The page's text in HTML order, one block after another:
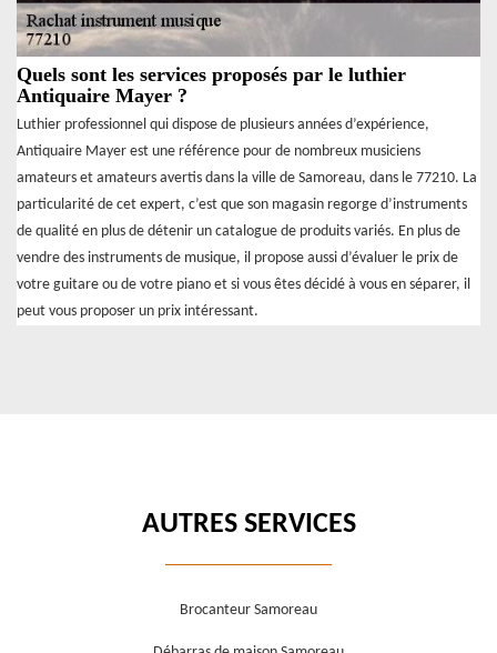
Quels sont les services proposés par le luthier
Antiquaire Mayer ?
Luthier professionnel qui dispose de plusieurs années d’expérience,
Antiquaire Mayer est une référence pour de nombreux musiciens
amateurs et amateurs avertis dans la ville de Samoreau, dans le 77210. La
particularité de cet expert, c’est que son magasin regorge d’instruments
de qualité en plus de détenir un catalogue de produits variés. En plus de
vendre des instruments de musique, il propose aussi d’évaluer le prix de
votre guitare ou de votre piano et si vous êtes décidé à vous en séparer, il
peut vous proposer un prix intéressant.
AUTRES SERVICES
Brocanteur Samoreau